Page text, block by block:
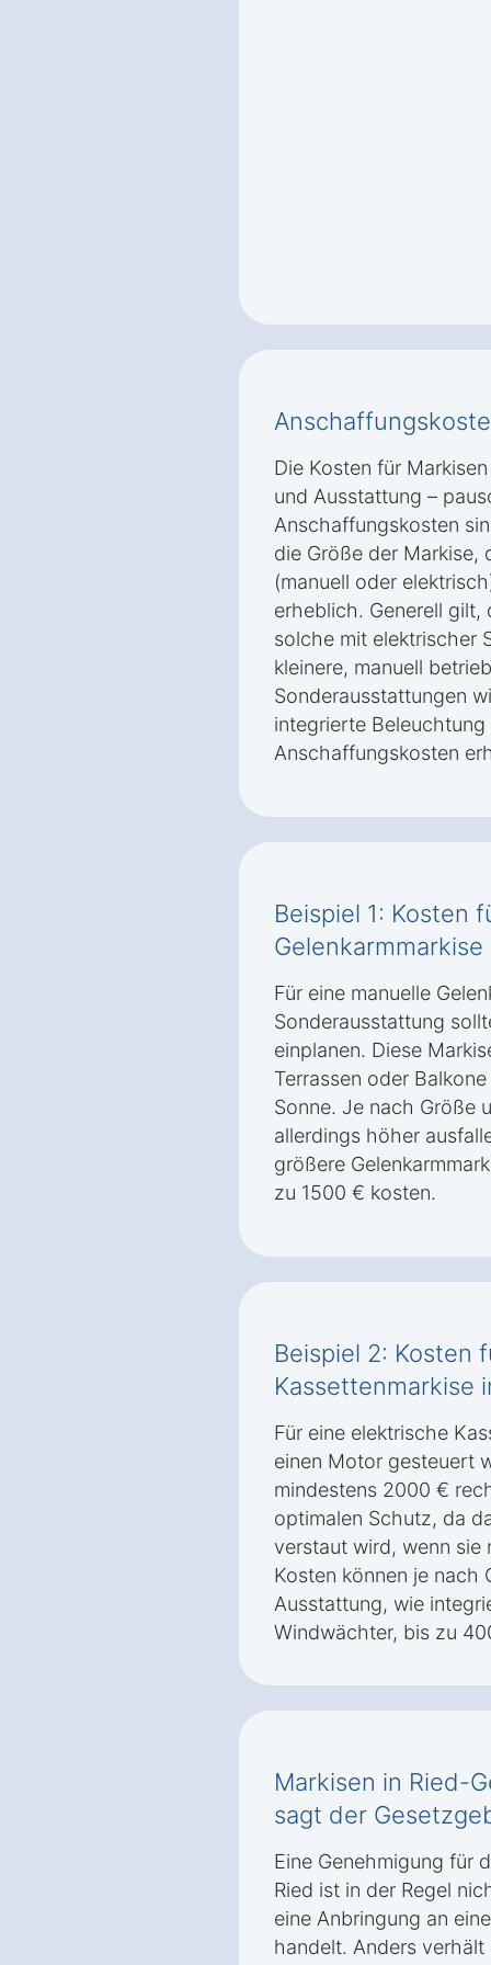
Die Kosten für
und Ausstattung –
Anschaffungskosten
die Größe der Markise,
(manuell oder
erheblich. Generell gilt,
solche mit elektrischer
kleinere, manuell
Sonderausstattungen
integrierte Beleuchtung
Anschaffungskosten
Beispiel 1: Kosten
Gelenkarmmarkise
Für eine manuelle
Sonderausstattung
einplanen. Diese
Terrassen oder
Sonne. Je nach Größe
allerdings höher
größere
zu 1500 € kosten.
Beispiel 2: Kosten
Kassettenmarkise
Für eine elektrische
einen Motor gesteuert
mindestens 2000 €
optimalen Schutz, da
verstaut wird, wenn sie
Kosten können je nach
Ausstattung, wie
Windwächter, bis zu
Markisen in Ried-
sagt der
Eine Genehmigung für
Ried ist in der Regel
eine Anbringung an
handelt. Anders